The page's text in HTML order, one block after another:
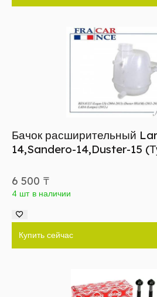
Бачок расширительный
14,Sandero-14,Duster-15
6 500 ₸
4 шт в наличии
Купить сейчас